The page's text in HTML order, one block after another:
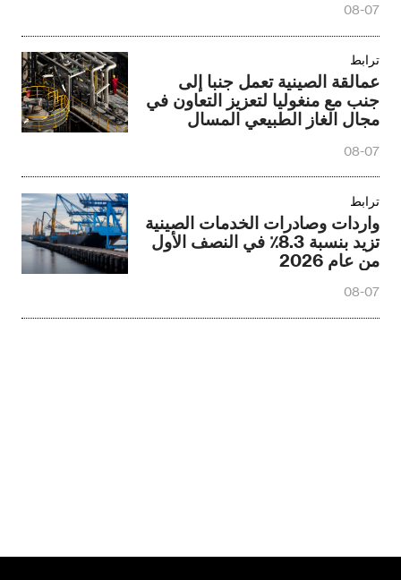
08-07
ترابط
عمالقة الصينية تعمل جنبا إلى
جنب مع منغوليا لتعزيز التعاون في
مجال الغاز الطبيعي المسال
08-07
ترابط
واردات وصادرات الخدمات الصينية
تزيد بنسبة 8.3٪ في النصف الأول
من عام 2026
08-07